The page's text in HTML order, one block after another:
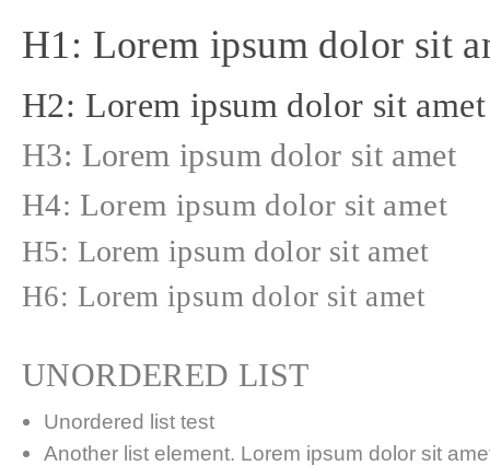
H1: Lorem ipsum dolor sit
H2: Lorem ipsum dolor sit amet
H3: Lorem ipsum dolor sit amet
H4: Lorem ipsum dolor sit amet
H5: Lorem ipsum dolor sit amet
H6: Lorem ipsum dolor sit amet
UNORDERED LIST
Unordered list test
Another list element. Lorem ipsum dolor sit